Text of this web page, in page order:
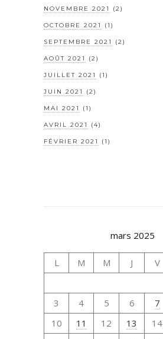
NOVEMBRE 2021 (2)
OCTOBRE 2021 (1)
SEPTEMBRE 2021 (2)
AOÛT 2021 (2)
JUILLET 2021 (1)
JUIN 2021 (2)
MAI 2021 (1)
AVRIL 2021 (4)
FÉVRIER 2021 (1)
mars 2025
L M M J V
3
4 5 6 7
10
11 12 13 14